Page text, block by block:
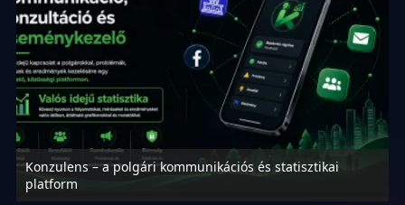
Konzulens – a polgári kommunikációs és statisztikai
platform